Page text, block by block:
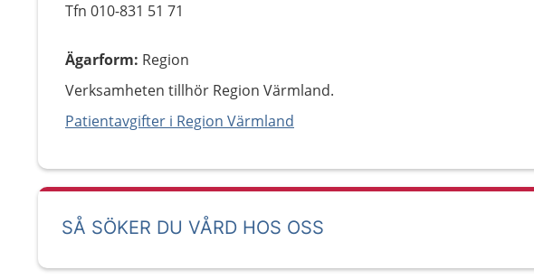
Tfn 010-831 51 71
Ägarform: Region
Verksamheten tillhör Region Värmland.
Patientavgifter i Region Värmland
SÅ SÖKER DU VÅRD HOS OSS